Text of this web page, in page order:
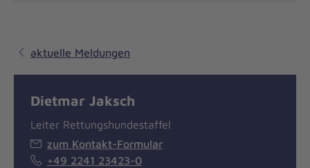
aktuelle Meldungen
Dietmar Jaksch
Leiter Rettungshundestaffel
zum Kontakt-Formular
+49 2241 23423-0